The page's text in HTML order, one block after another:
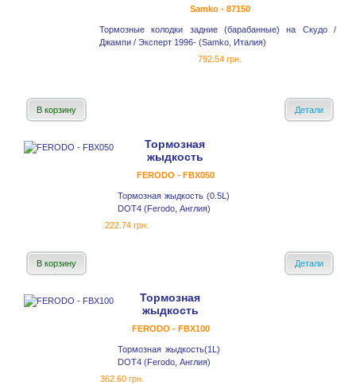
Samko - 87150
Тормозные колодки задние (барабанные) на Скудо /
Джампи / Эксперт 1996- (Samko, Италия)
792.54 грн.
В корзину Детали
Тормозная
жыдкость
FERODO - FBX050
Тормозная жыдкость (0.5L)
DOT4 (Ferodo, Англия)
222.74 грн.
В корзину Детали
Тормозная
жыдкость
FERODO - FBX100
Тормозная жыдкость(1L)
DOT4 (Ferodo, Англия)
362.60 грн.